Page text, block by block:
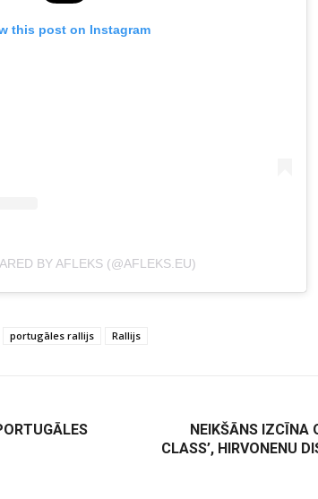
this post on Instagram
BY AFLEKS (@AFLEKS.EU)
portugāles rallijs Rallijs
NEIKŠĀNS IZCĪNA
CLASS’, HIRVONENU